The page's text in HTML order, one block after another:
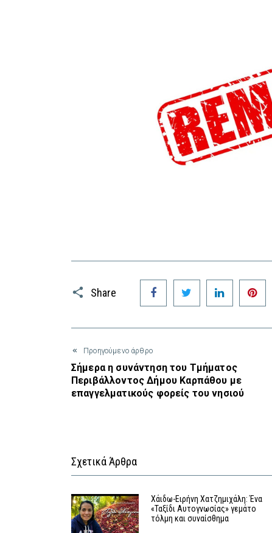
Share
Facebook Twitter LinkedIn
Προηγούμενο άρθρο
Σήμερα η συνάντηση του Τμήματος
Περιβάλλοντος Δήμου Καρπάθου με
επαγγελματικούς φορείς του νησιού
Σχετικά Άρθρα
Χάιδω-Ειρήνη Χατζημιχάλη: Ένα
«Ταξίδι Αυτογνωσίας» γεμάτο
τόλμη και συναίσθημα